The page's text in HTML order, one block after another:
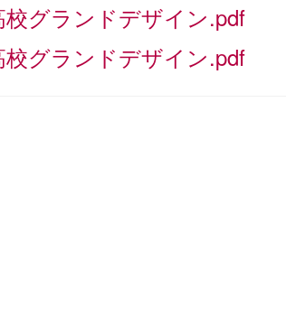
校グランドデザイン.pdf
校グランドデザイン.pdf